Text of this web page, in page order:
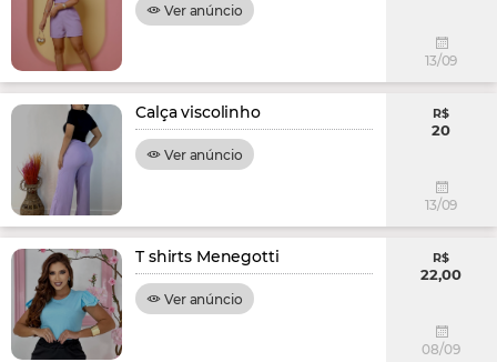
Ver anúncio
13/09
Calça viscolinho
Ver anúncio
R$
20
13/09
T shirts Menegotti
Ver anúncio
R$
22,00
08/09